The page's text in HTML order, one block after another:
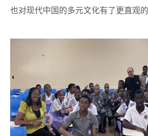
也对现代中国的多元文化有了更直观的